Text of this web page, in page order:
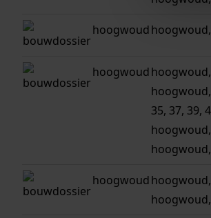
hoogwoud
hoogwoudhoogwoud,
hoogwoud,
35, 37, 39,
hoogwoud,
hoogwoud,
hoogwoudhoogwoud,
hoogwoud,